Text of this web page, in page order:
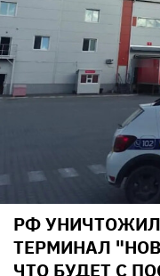
РФ
ТЕРМИНАЛ
ЧТО БУДЕТ С